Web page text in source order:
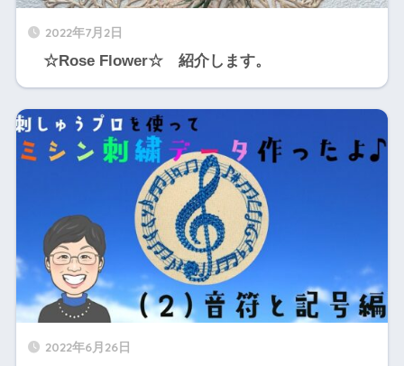
2022年7月2日
☆Rose Flower☆ 紹介します。
2022年6月26日